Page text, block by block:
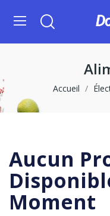
Accueil
Aucun
Moment